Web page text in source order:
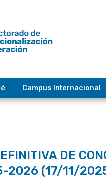
Campus Internacional
DE
2026 (17/11/